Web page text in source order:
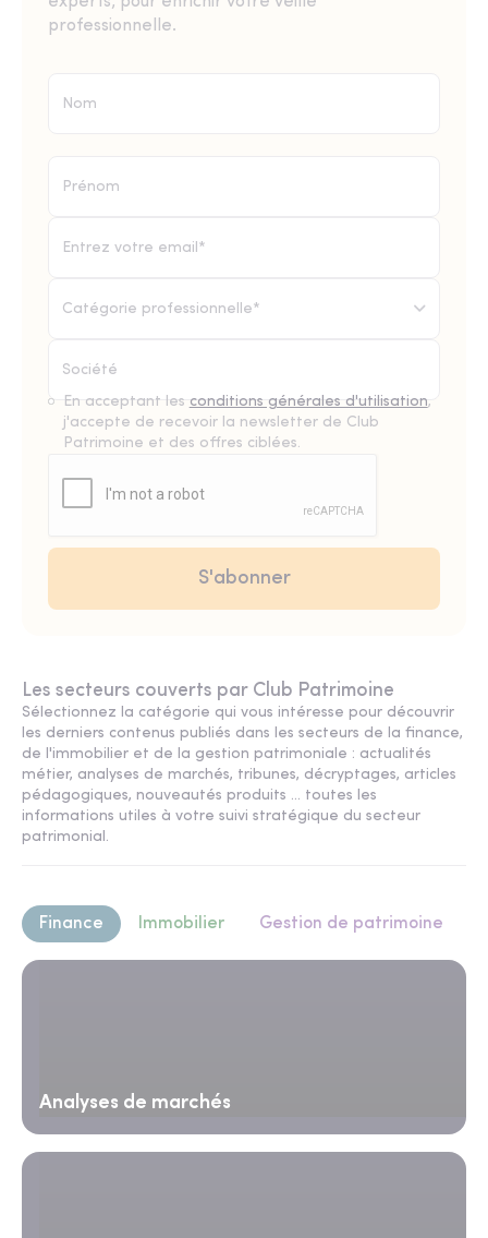
professionnelle.
Catégorie professionnelle*
En acceptant les conditions générales d'utilisation,
j'accepte de recevoir la newsletter de Club
Patrimoine et des offres ciblées.
Les secteurs couverts par Club Patrimoine
Sélectionnez la catégorie qui vous intéresse pour découvrir
les derniers contenus publiés dans les secteurs de la finance,
de l'immobilier et de la gestion patrimoniale : actualités
métier, analyses de marchés, tribunes, décryptages, articles
pédagogiques, nouveautés produits ... toutes les
informations utiles à votre suivi stratégique du secteur
patrimonial.
Finance Immobilier Gestion de patrimoine
Analyses de marchés